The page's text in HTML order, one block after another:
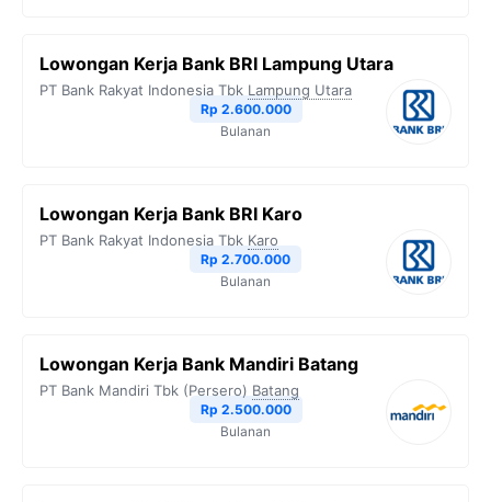
Lowongan Kerja Bank BRI Lampung Utara
PT Bank Rakyat Indonesia Tbk Lampung Utara
Rp 2.600.000
Bulanan
Lowongan Kerja Bank BRI Karo
PT Bank Rakyat Indonesia Tbk Karo
Rp 2.700.000
Bulanan
Lowongan Kerja Bank Mandiri Batang
PT Bank Mandiri Tbk (Persero) Batang
Rp 2.500.000
Bulanan